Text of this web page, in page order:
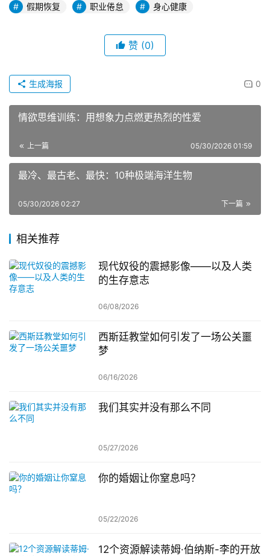
假期恢复 职业倦怠 身心健康
赞 (0)
0
生成海报
情欲思维训练：用想象力点燃更热烈的性爱
上一篇 05/30/2026 01:59
最冷、最古老、最快：10种极端海洋生物
下一篇
05/30/2026 02:27
相关推荐
现代奴役的震撼影像——以及人类
的生存意志
06/08/2026
西斯廷教堂如何引发了一场公关噩
梦
06/16/2026
我们其实并没有那么不同
05/27/2026
你的婚姻让你窒息吗？
05/22/2026
12个资源解读蒂姆·伯纳斯-李的开放